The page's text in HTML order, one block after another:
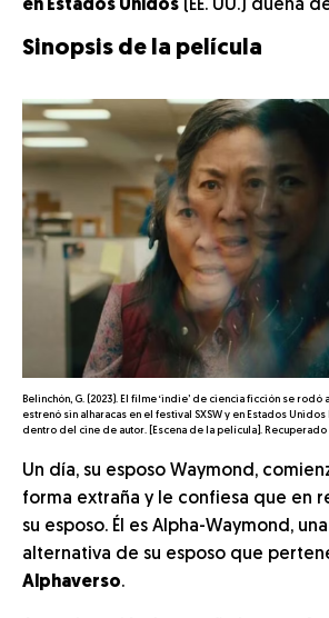
en Estados Unidos (EE. UU.) dueña
Sinopsis de la película
Belinchón, G. (2023). El filme ‘indie’ de ciencia ficción se
estrenó sin alharacas en el festival SXSW y en Estados
dentro del cine de autor. [Escena de la película].
Un día, su esposo Waymond,
forma extraña y le confiesa que en
su esposo. Él es Alpha-Waymond,
alternativa de su esposo que
Alphaverso.